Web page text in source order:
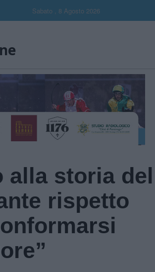
Sabato , 8 Agosto 2026
alla storia del
rispetto